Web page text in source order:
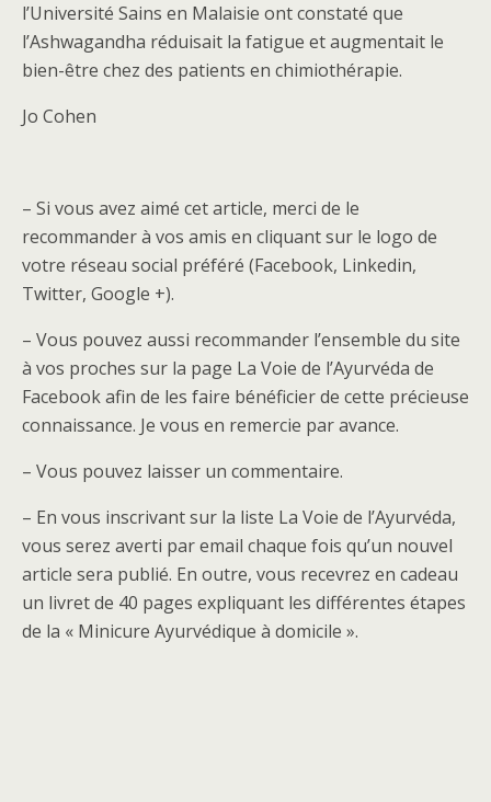
l’Université Sains en Malaisie ont constaté que
l’Ashwagandha réduisait la fatigue et augmentait le
bien-être chez des patients en chimiothérapie.
Jo Cohen
– Si vous avez aimé cet article, merci de le
recommander à vos amis en cliquant sur le logo de
votre réseau social préféré (Facebook, Linkedin,
Twitter, Google +).
– Vous pouvez aussi recommander l’ensemble du site
à vos proches sur la page La Voie de l’Ayurvéda de
Facebook afin de les faire bénéficier de cette précieuse
connaissance. Je vous en remercie par avance.
– Vous pouvez laisser un commentaire.
– En vous inscrivant sur la liste La Voie de l’Ayurvéda,
vous serez averti par email chaque fois qu’un nouvel
article sera publié. En outre, vous recevrez en cadeau
un livret de 40 pages expliquant les différentes étapes
de la « Minicure Ayurvédique à domicile ».